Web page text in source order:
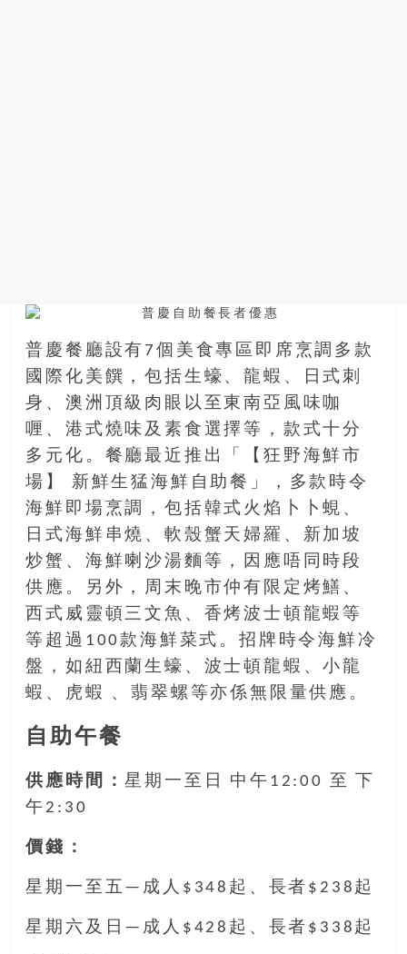
邀
各
位
金
齡
髮
的
大
人
結
伴
歷
險，
找
尋
樂
齡
寶
藏。
一
同
著
樂
觀
積
普慶餐廳設有7個美食專區即席烹調多款
國際化美饌，包括生蠔、龍蝦、日式刺
身、澳洲頂級肉眼以至東南亞風味咖
喱、港式燒味及素食選擇等，款式十分
多元化。餐廳最近推出「【狂野海鮮市
場】 新鮮生猛海鮮自助餐」，多款時令
海鮮即場烹調，包括韓式火焰卜卜蜆、
日式海鮮串燒、軟殼蟹天婦羅、新加坡
炒蟹、海鮮喇沙湯麵等，因應唔同時段
供應。另外，周末晚市仲有限定烤鱔、
西式威靈頓三文魚、香烤波士頓龍蝦等
等超過100款海鮮菜式。招牌時令海鮮冷
盤，如紐西蘭生蠔、波士頓龍蝦、小龍
蝦、虎蝦 、翡翠螺等亦係無限量供應。
自助午餐
供應時間：星期一至日 中午12:00 至 下
午2:30
價錢：
星期一至五—成人$348起、長者$238起
星期六及日—成人$428起、長者$338起